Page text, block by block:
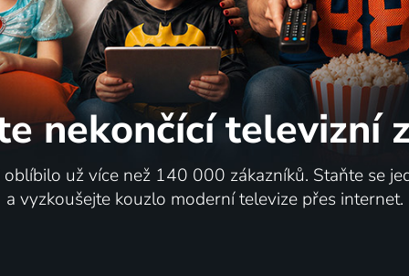
1990 | Československo, Japonsko | Animovaný, Pohádka
nekončící televizní
oblíbilo už více než 140 000 zákazníků. Staňte se
a vyzkoušejte kouzlo moderní televize přes internet.